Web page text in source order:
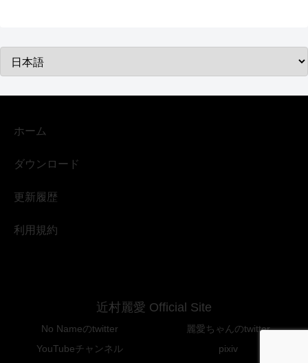
ホーム
ダウンロード
更新履歴
利用規約
近村麗愛 Official Site
No Nameのtwitter
麗愛ちゃんのtwitter
YouTubeチャンネル
pixiv